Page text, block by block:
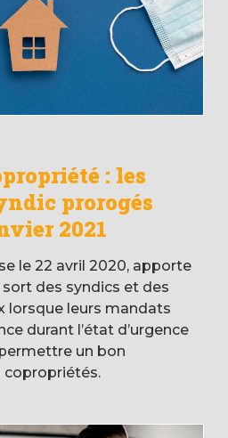
: les
prorogés
2021
le 22 avril 2020, apporte
des syndics et des
lorsque leurs mandats
durant l’état d’urgence
un bon